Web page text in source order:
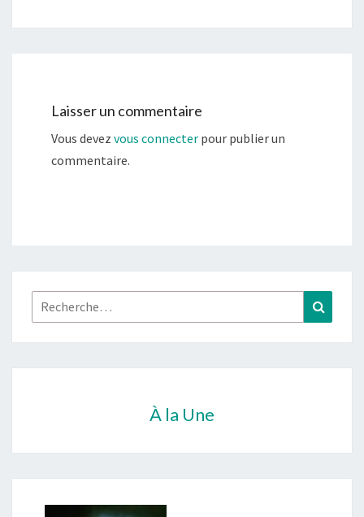
Laisser un commentaire
Vous devez vous connecter pour publier un
commentaire.
Rechercher :
À la Une